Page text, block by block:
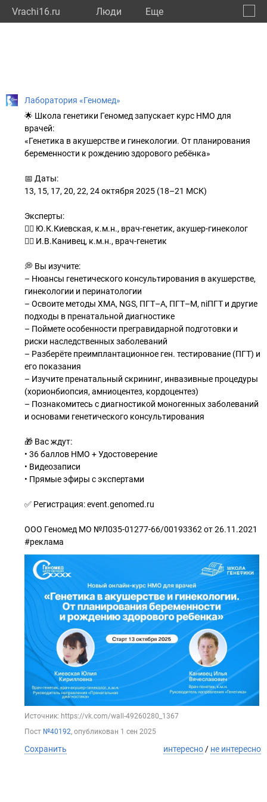
Vrachi16.ru Люди Eще
Лаборатория «Геномед»
🌟 Школа генетики Геномед запускает курс НМО для
врачей:
«Генетика в акушерстве и гинекологии. От планирования
беременности к рождению здорового ребёнка»
📅 Даты:
13, 15, 17, 20, 22, 24 октября 2025 (18–21 МСК)
Эксперты:
👩‍⚕️ Ю.К.Киевская, к.м.н., врач-генетик, акушер-гинеколог
👨‍⚕️ И.В.Канивец, к.м.н., врач-генетик
💭 Вы изучите:
– Нюансы генетического консультирования в акушерстве,
гинекологии и перинатологии
– Освоите методы ХМА, NGS, ПГТ–A, ПГТ–M, niПГТ и другие
подходы в пренатальной диагностике
– Поймете особенности прегравидарной подготовки и
риски наследственных заболеваний
– Разберёте преимплантационное ген. тестирование (ПГТ) и
его показания
– Изучите пренатальный скрининг, инвазивные процедуры
(хорионбиопсия, амниоцентез, кордоцентез)
– Познакомитесь с диагностикой моногенных заболеваний
и основами генетического консультирования
🎁 Вас ждут:
• 36 баллов НМО + Удостоверение
• Видеозаписи
• Прямые эфиры с экспертами
✅ Регистрация: event.genomed.ru
ООО Геномед МО №Л035-01277-66/00193362 от 26.11.2021
#реклама
Источник: https://vk.com/wall-49260280_1367
Пост №40192, опубликован 1 сен 2025
Сохранить интересно / не интересно